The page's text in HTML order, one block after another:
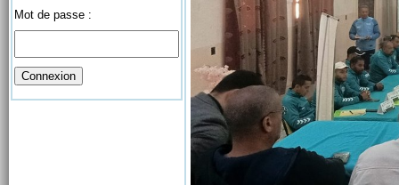
Mot de passe :